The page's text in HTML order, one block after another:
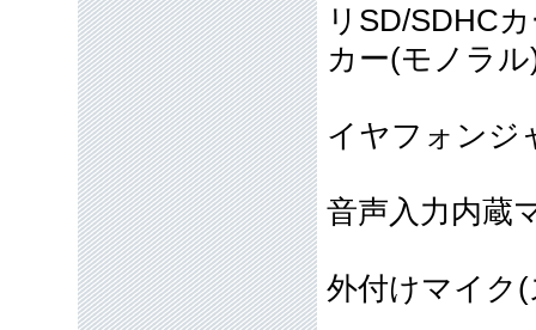
リSD/SDHC
カー(モノラ
イヤフォンジ
音声入力内蔵
外付けマイク